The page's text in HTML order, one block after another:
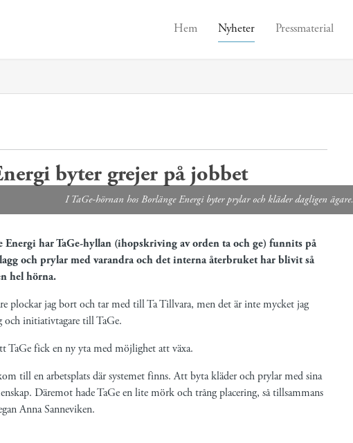
Hem Nyheter Pressmaterial
byter grejer på jobbet
I TaGe-hörnan hos Borlänge Energi byter prylar och kläder dagligen ägare.
Energi har TaGe-hyllan (ihopskriving av orden ta och ge) funnits på
och prylar med varandra och det interna återbruket har blivit så
hel hörna.
plockar jag bort och tar med till Ta Tillvara, men det är inte mycket jag
och initiativtagare till TaGe.
TaGe fick en ny yta med möjlighet att växa.
till en arbetsplats där systemet finns. Att byta kläder och prylar med sina
Däremot hade TaGe en lite mörk och trång placering, så tillsammans
Anna Sanneviken.